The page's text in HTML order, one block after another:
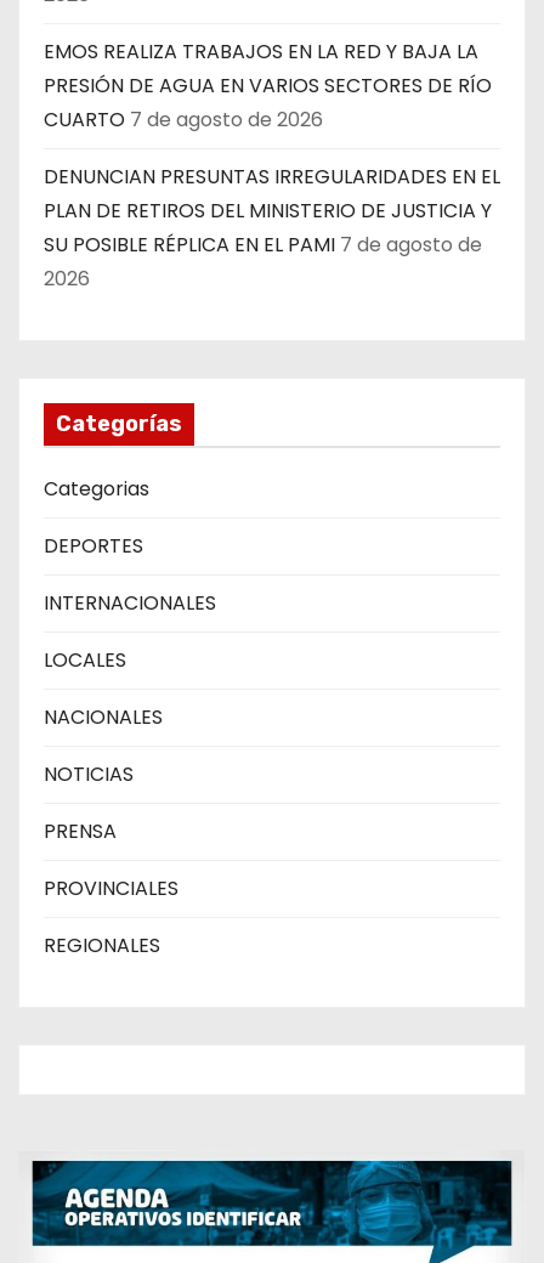
EMOS REALIZA TRABAJOS EN LA RED Y BAJA LA
PRESIÓN DE AGUA EN VARIOS SECTORES DE RÍO
CUARTO 7 de agosto de 2026
DENUNCIAN PRESUNTAS IRREGULARIDADES EN EL
PLAN DE RETIROS DEL MINISTERIO DE JUSTICIA Y
SU POSIBLE RÉPLICA EN EL PAMI 7 de agosto de
2026
Categorías
Categorias
DEPORTES
INTERNACIONALES
LOCALES
NACIONALES
NOTICIAS
PRENSA
PROVINCIALES
REGIONALES